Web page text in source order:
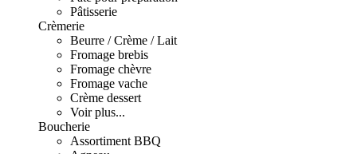
Pâtisserie
Crèmerie
Beurre / Crème / Lait
Fromage brebis
Fromage chèvre
Fromage vache
Crème dessert
Voir plus...
Boucherie
Assortiment BBQ